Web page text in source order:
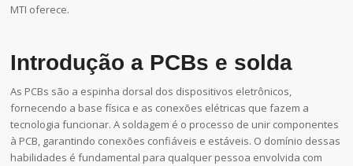
MTI oferece.
Introdução a PCBs e solda
As PCBs são a espinha dorsal dos dispositivos eletrônicos,
fornecendo a base física e as conexões elétricas que fazem a
tecnologia funcionar. A soldagem é o processo de unir componentes
à PCB, garantindo conexões confiáveis e estáveis. O domínio dessas
habilidades é fundamental para qualquer pessoa envolvida com